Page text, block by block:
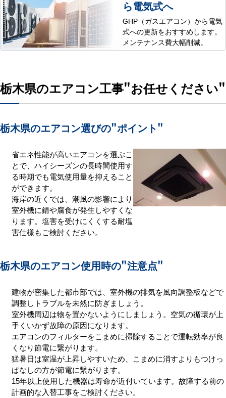
ら電気式へ
GHP（ガスエアコン）から電気
式への更新をおすすめします。
メンテナンス費大幅削減。
栃木県のエアコン工事"お任せください"
栃木県のエアコン選びの"ポイント"
省エネ性能が高いエアコンを選ぶこ
とで、ハイシーズンの長時間使用す
る時期でも電気使用量を抑えること
ができます。
海岸の近くでは、潮風の影響により
室外機に錆や腐食が発生しやすくな
ります。塩害を受けにくくする耐塩
害仕様もご検討ください。
栃木県のエアコン使用時の"注意点"
建物が密集した都市部では、室外機の排気を風向調整板などで
調整しトラブルを未然に防ぎましょう。
室外機周辺は物を置かないようにしましょう。空気の循環が上
手くいかず故障の原因になります。
エアコンのフィルターをこまめに掃除することで運転効率が良
くなり節電に繋がります。
猛暑日は室温が上昇しやすいため、こまめに消すよりもつけっ
ぱなしの方が節電に繋がります。
15年以上使用した機器は寿命が近付いています。故障する前の
計画的な入替工事をご検討ください。